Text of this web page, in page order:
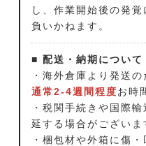
し、作業開始後の発
負いかねます。
■ 配送・納期について
・海外倉庫より発送の
通常2-4週間程度お時
・税関手続きや国際
延する場合がございま
・梱包材や外箱に傷